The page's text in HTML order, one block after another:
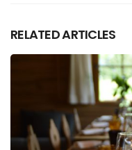
RELATED ARTICLES